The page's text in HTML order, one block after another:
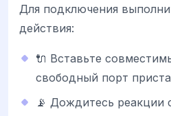
Для подключения
действия:
🔌 Вставьте
свободный порт
📡 Дождитесь реакции